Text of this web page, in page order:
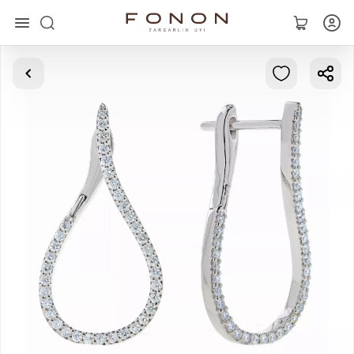
Главная
Браслеты
Кулоны
Цепочки